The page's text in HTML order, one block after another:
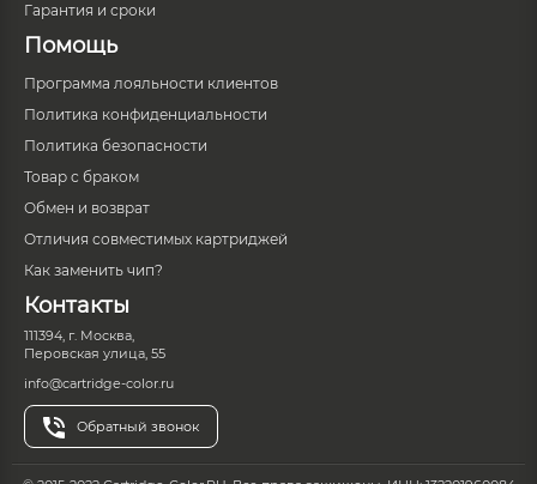
Гарантия и сроки
Помощь
Программа лояльности клиентов
Политика конфиденциальности
Политика безопасности
Товар с браком
Обмен и возврат
Отличия совместимых картриджей
Как заменить чип?
Контакты
111394, г. Москва,
Перовская улица, 55
info@cartridge-color.ru
Обратный звонок